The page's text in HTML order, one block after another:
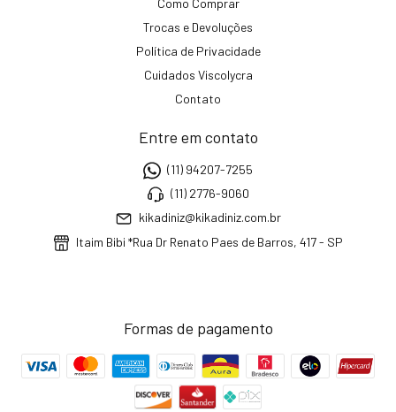
Trocas e Devoluções
Política de Privacidade
Cuidados Viscolycra
Contato
Entre em contato
(11) 94207-7255
(11) 2776-9060
kikadiniz@kikadiniz.com.br
Itaim Bibi *Rua Dr Renato Paes de Barros, 417 - SP
Formas de pagamento